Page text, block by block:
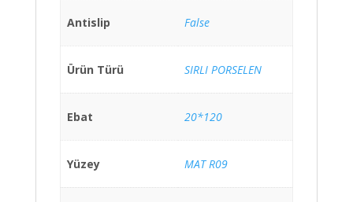
Antislip False
Ürün Türü SIRLI PORSELEN
Ebat 20*120
Yüzey MAT R09